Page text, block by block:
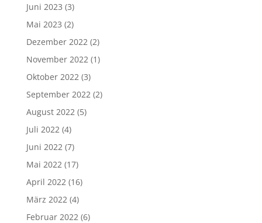
Juni 2023 (3)
Mai 2023 (2)
Dezember 2022(2)
November 2022(1)
Oktober 2022(3)
September 2022(2)
August 2022(5)
Juli 2022(4)
Juni 2022(7)
Mai 2022(17)
April 2022(16)
März 2022(4)
Februar 2022(6)